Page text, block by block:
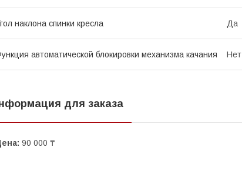
наклона спинки кресла Да
автоматической блокировки механизма качания Нет
для заказа
90 000 ₸